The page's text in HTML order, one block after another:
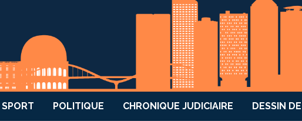
SPORT POLITIQUE CHRONIQUE JUDICIAIRE DESSIN